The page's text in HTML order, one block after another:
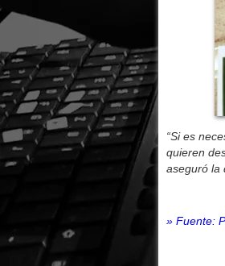
“Si es
quieren
aseguró la
» Fuente: